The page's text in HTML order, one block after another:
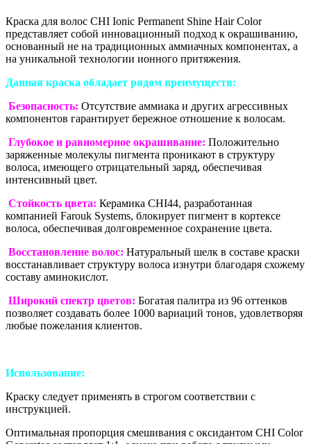
Краска для волос CHI Ionic Permanent Shine Hair Color
представляет собой инновационный подход к окрашиванию,
основанный не на традиционных аммиачных компонентах, а
на уникальной технологии ионного притяжения.
Данная краска обладает рядом преимуществ:
Безопасность: Отсутствие аммиака и других агрессивных
компонентов гарантирует бережное отношение к волосам.
Глубокое и равномерное окрашивание: Положительно
заряженные молекулы пигмента проникают в структуру
волоса, имеющего отрицательный заряд, обеспечивая
интенсивный цвет.
Стойкость цвета: Керамика CHI44, разработанная
компанией Farouk Systems, блокирует пигмент в кортексе
волоса, обеспечивая долговременное сохранение цвета.
Восстановление волос: Натуральный шелк в составе краски
восстанавливает структуру волоса изнутри благодаря схожему
составу аминокислот.
Широкий спектр цветов: Богатая палитра из 96 оттенков
позволяет создавать более 1000 вариаций тонов, удовлетворяя
любые пожелания клиентов.
Использование:
Краску следует применять в строгом соответствии с
инструкцией.
Оптимальная пропорция смешивания с оксидантом CHI Color